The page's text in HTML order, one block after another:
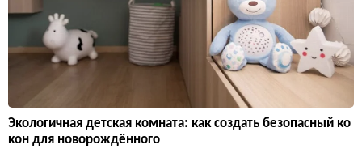
Экологичная детская комната: как создать безопасный ко
кон для новорождённого